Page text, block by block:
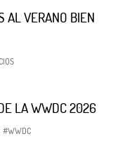
AL VERANO BIEN
LA WWDC 2026
#WWDC